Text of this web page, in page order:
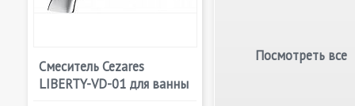
Смеситель Cezares
LIBERTY-VD-01 для ванны
Посмотреть все